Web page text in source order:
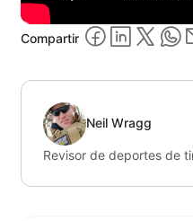
Compartir
Neil Wragg
Revisor de deportes de